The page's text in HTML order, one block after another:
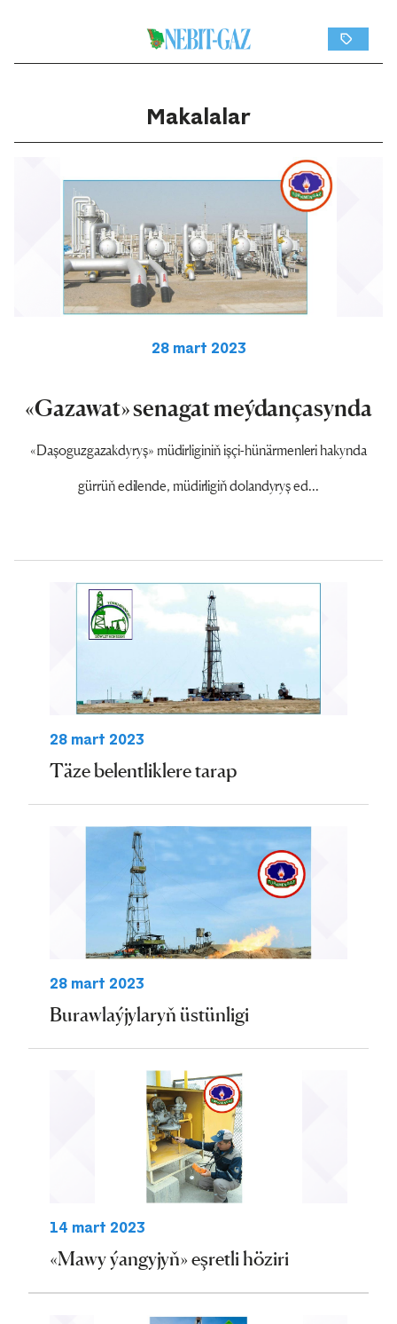
Makalalar
28 mart 2023
«Gazawat» senagat meýdançasynda
«Daşoguzgazakdyryş» müdirliginiň işçi-hünärmenleri hakynda
gürrüň edilende, müdirligiň dolandyryş ed...
28 mart 2023
Täze belentliklere tarap
28 mart 2023
Burawlaýjylaryň üstünligi
14 mart 2023
«Mawy ýangyjyň» eşretli höziri